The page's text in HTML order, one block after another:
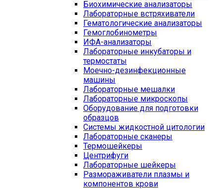
Биохимические анализаторы
Лабораторные встряхиватели
Гематологические анализаторы
Гемоглобинометры
ИФА-анализаторы
Лабораторные инкубаторы и
термостаты
Моечно-дезинфекционные
машины
Лабораторные мешалки
Лабораторные микроскопы
Оборудование для подготовки
образцов
Системы жидкостной цитологии
Лабораторные сканеры
Термошейкеры
Центрифуги
Лабораторные шейкеры
Размораживатели плазмы и
компонентов крови